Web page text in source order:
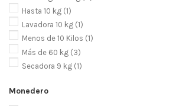
Hasta 10 kg (1)
Lavadora 10 kg (1)
Menos de 10 Kilos (1)
Más de 60 kg (3)
Secadora 9 kg (1)
Monedero